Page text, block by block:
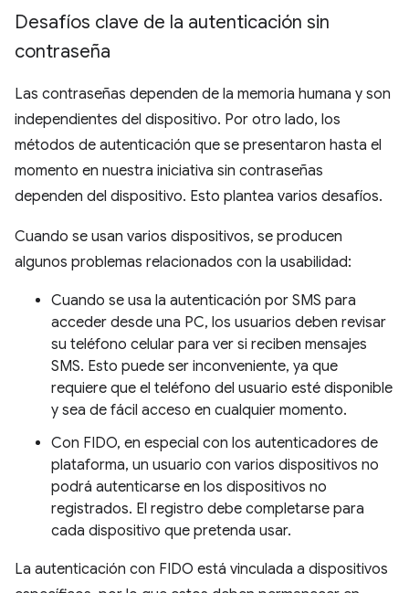
Desafíos clave de la autenticación sin
contraseña
Las contraseñas dependen de la memoria humana y son
independientes del dispositivo. Por otro lado, los
métodos de autenticación que se presentaron hasta el
momento en nuestra iniciativa sin contraseñas
dependen del dispositivo. Esto plantea varios desafíos.
Cuando se usan varios dispositivos, se producen
algunos problemas relacionados con la usabilidad:
Cuando se usa la autenticación por SMS para
acceder desde una PC, los usuarios deben revisar
su teléfono celular para ver si reciben mensajes
SMS. Esto puede ser inconveniente, ya que
requiere que el teléfono del usuario esté disponible
y sea de fácil acceso en cualquier momento.
Con FIDO, en especial con los autenticadores de
plataforma, un usuario con varios dispositivos no
podrá autenticarse en los dispositivos no
registrados. El registro debe completarse para
cada dispositivo que pretenda usar.
La autenticación con FIDO está vinculada a dispositivos